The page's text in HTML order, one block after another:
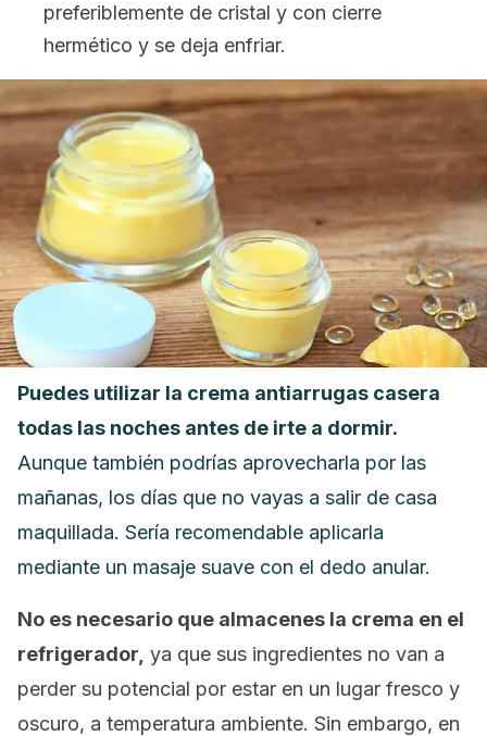
preferiblemente de cristal y con cierre
hermético y se deja enfriar.
Puedes utilizar la crema antiarrugas casera
todas las noches antes de irte a dormir.
Aunque también podrías aprovecharla por las
mañanas, los días que no vayas a salir de casa
maquillada. Sería recomendable aplicarla
mediante un masaje suave con el dedo anular.
No es necesario que almacenes la crema en el
refrigerador, ya que sus ingredientes no van a
perder su potencial por estar en un lugar fresco y
oscuro, a temperatura ambiente. Sin embargo, en